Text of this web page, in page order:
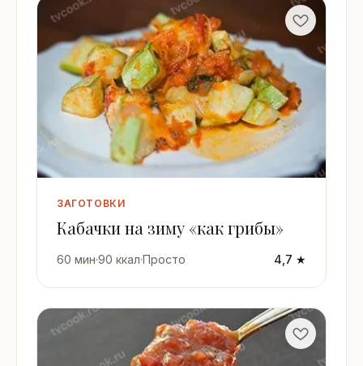
ЗАГОТОВКИ
Кабачки на зиму «как грибы»
60 мин·90 ккал·Просто 4,7 ★